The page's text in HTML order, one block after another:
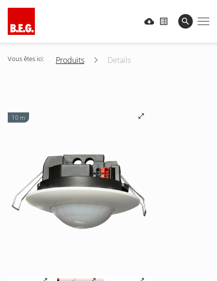
Vous êtes ici: Produits Details
10 m